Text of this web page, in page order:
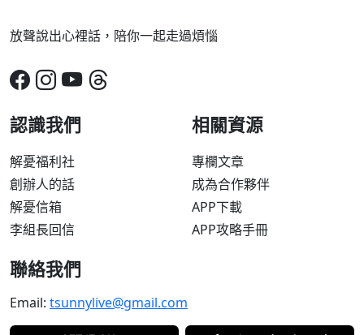
放聲說出心裡話，陪你一起走過煩惱
認識我們
解憂福利社
創辦人的話
解憂信箱
李組長回信
相關資源
專欄文章
成為合作夥伴
APP下載
APP攻略手冊
聯絡我們
Email: tsunnylive@gmail.com